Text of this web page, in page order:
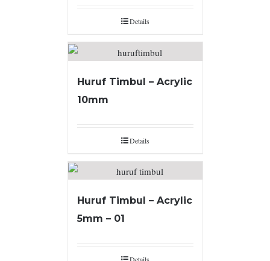
Details
Huruf Timbul – Acrylic
10mm
Details
Huruf Timbul – Acrylic
5mm – 01